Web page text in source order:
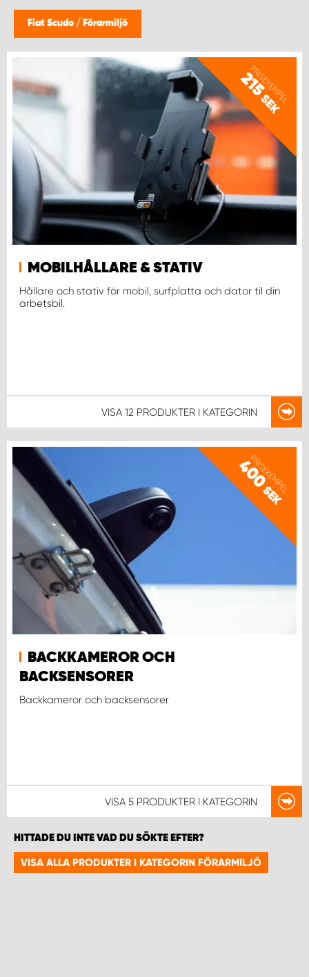
Fiat Scudo / Förarmiljö
PRISEXEMPEL
215
SEK
MOBILHÅLLARE & STATIV
Hållare och stativ för mobil, surfplatta och dator til din
arbetsbil.
VISA 12 PRODUKTER I KATEGORIN
PRISEXEMPEL
400
SEK
BACKKAMEROR OCH
BACKSENSORER
Backkameror och backsensorer
VISA 5 PRODUKTER I KATEGORIN
HITTADE DU INTE VAD DU SÖKTE EFTER?
VISA ALLA PRODUKTER I KATEGORIN FÖRARMILJÖ
WORK SYSTEM KALMAR
WORK SYSTEM KARLSTAD
WORK SYSTEM KIRUNA
WORK SYSTEM KRISTIANSTAD
WORK SYSTEM LINKÖPING
WORK SYSTEM LULEÅ
WORK SYSTEM NORRKÖPING
WORK SYSTEM STOCKHOLM NORR
WORK SYSTEM STOCKHOLM SYD
WORK SYSTEM SUNDSVALL
WORK SYSTEM TRESTAD
WORK SYSTEM UPPSALA
WORK SYSTEM ÖREBRO